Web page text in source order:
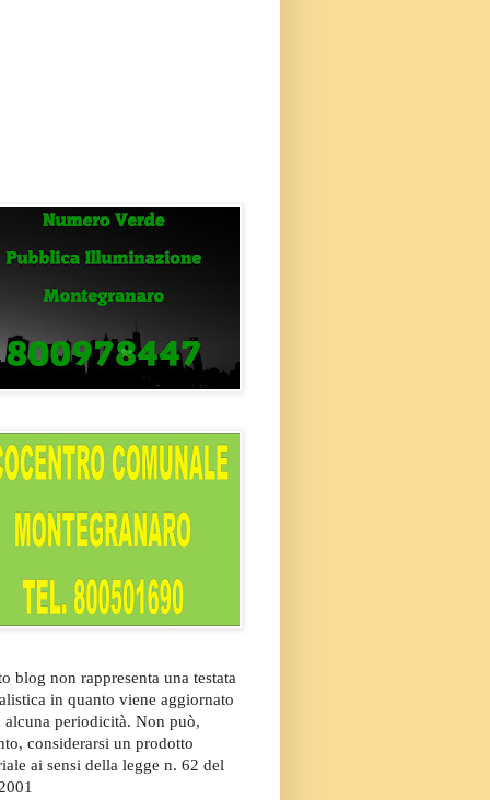
blog non rappresenta una testata
in quanto viene aggiornato
alcuna periodicità. Non può,
considerarsi un prodotto
ai sensi della legge n. 62 del